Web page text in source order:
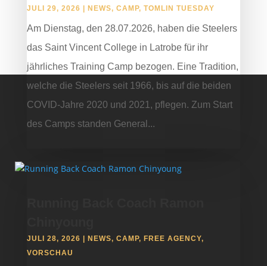
JULI 29, 2026 NEWS, CAMP, TOMLIN TUESDAY
Am Dienstag, den 28.07.2026, haben die Steelers
das Saint Vincent College in Latrobe für ihr
jährliches Training Camp bezogen. Eine Tradition,
welche die Steelers seit 1966, bis auf die beiden
COVID-Jahre 2020 und 2021, pflegen. Zum Start
des Camps standen General...
JULI 28, 2026 NEWS, CAMP, FREE AGENCY,
VORSCHAU